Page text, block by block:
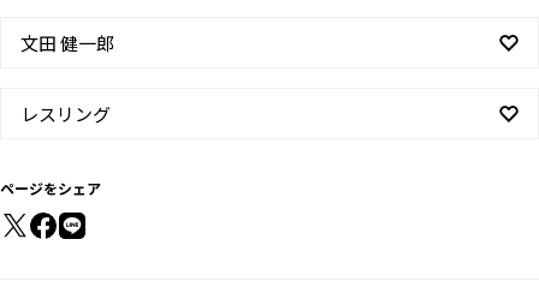
文田 健一郎
レスリング
ページをシェア